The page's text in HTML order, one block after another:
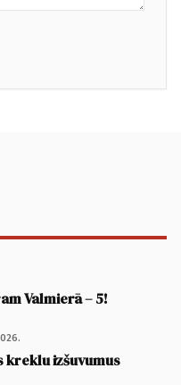
Valmierā – 5!
kreklu izšuvumus